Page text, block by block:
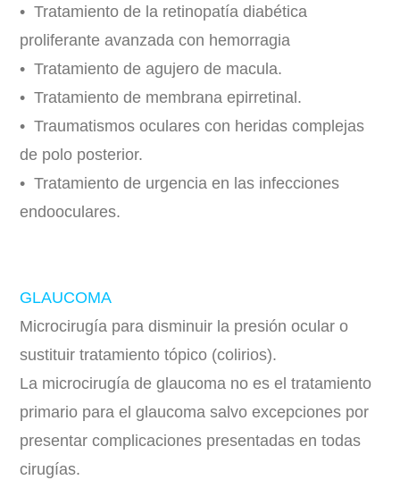
• Tratamiento de la retinopatía diabética
proliferante avanzada con hemorragia
• Tratamiento de agujero de macula.
• Tratamiento de membrana epirretinal.
• Traumatismos oculares con heridas complejas
de polo posterior.
• Tratamiento de urgencia en las infecciones
endooculares.
GLAUCOMA
Microcirugía para disminuir la presión ocular o
sustituir tratamiento tópico (colirios).
La microcirugía de glaucoma no es el tratamiento
primario para el glaucoma salvo excepciones por
presentar complicaciones presentadas en todas
cirugías.